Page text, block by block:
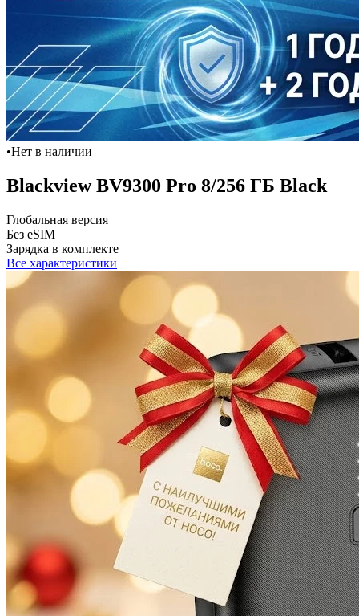
•Нет в наличии
Blackview BV9300 Pro 8/256 ГБ Black
Глобальная версия
Без eSIM
Зарядка в комплекте
Все характеристики